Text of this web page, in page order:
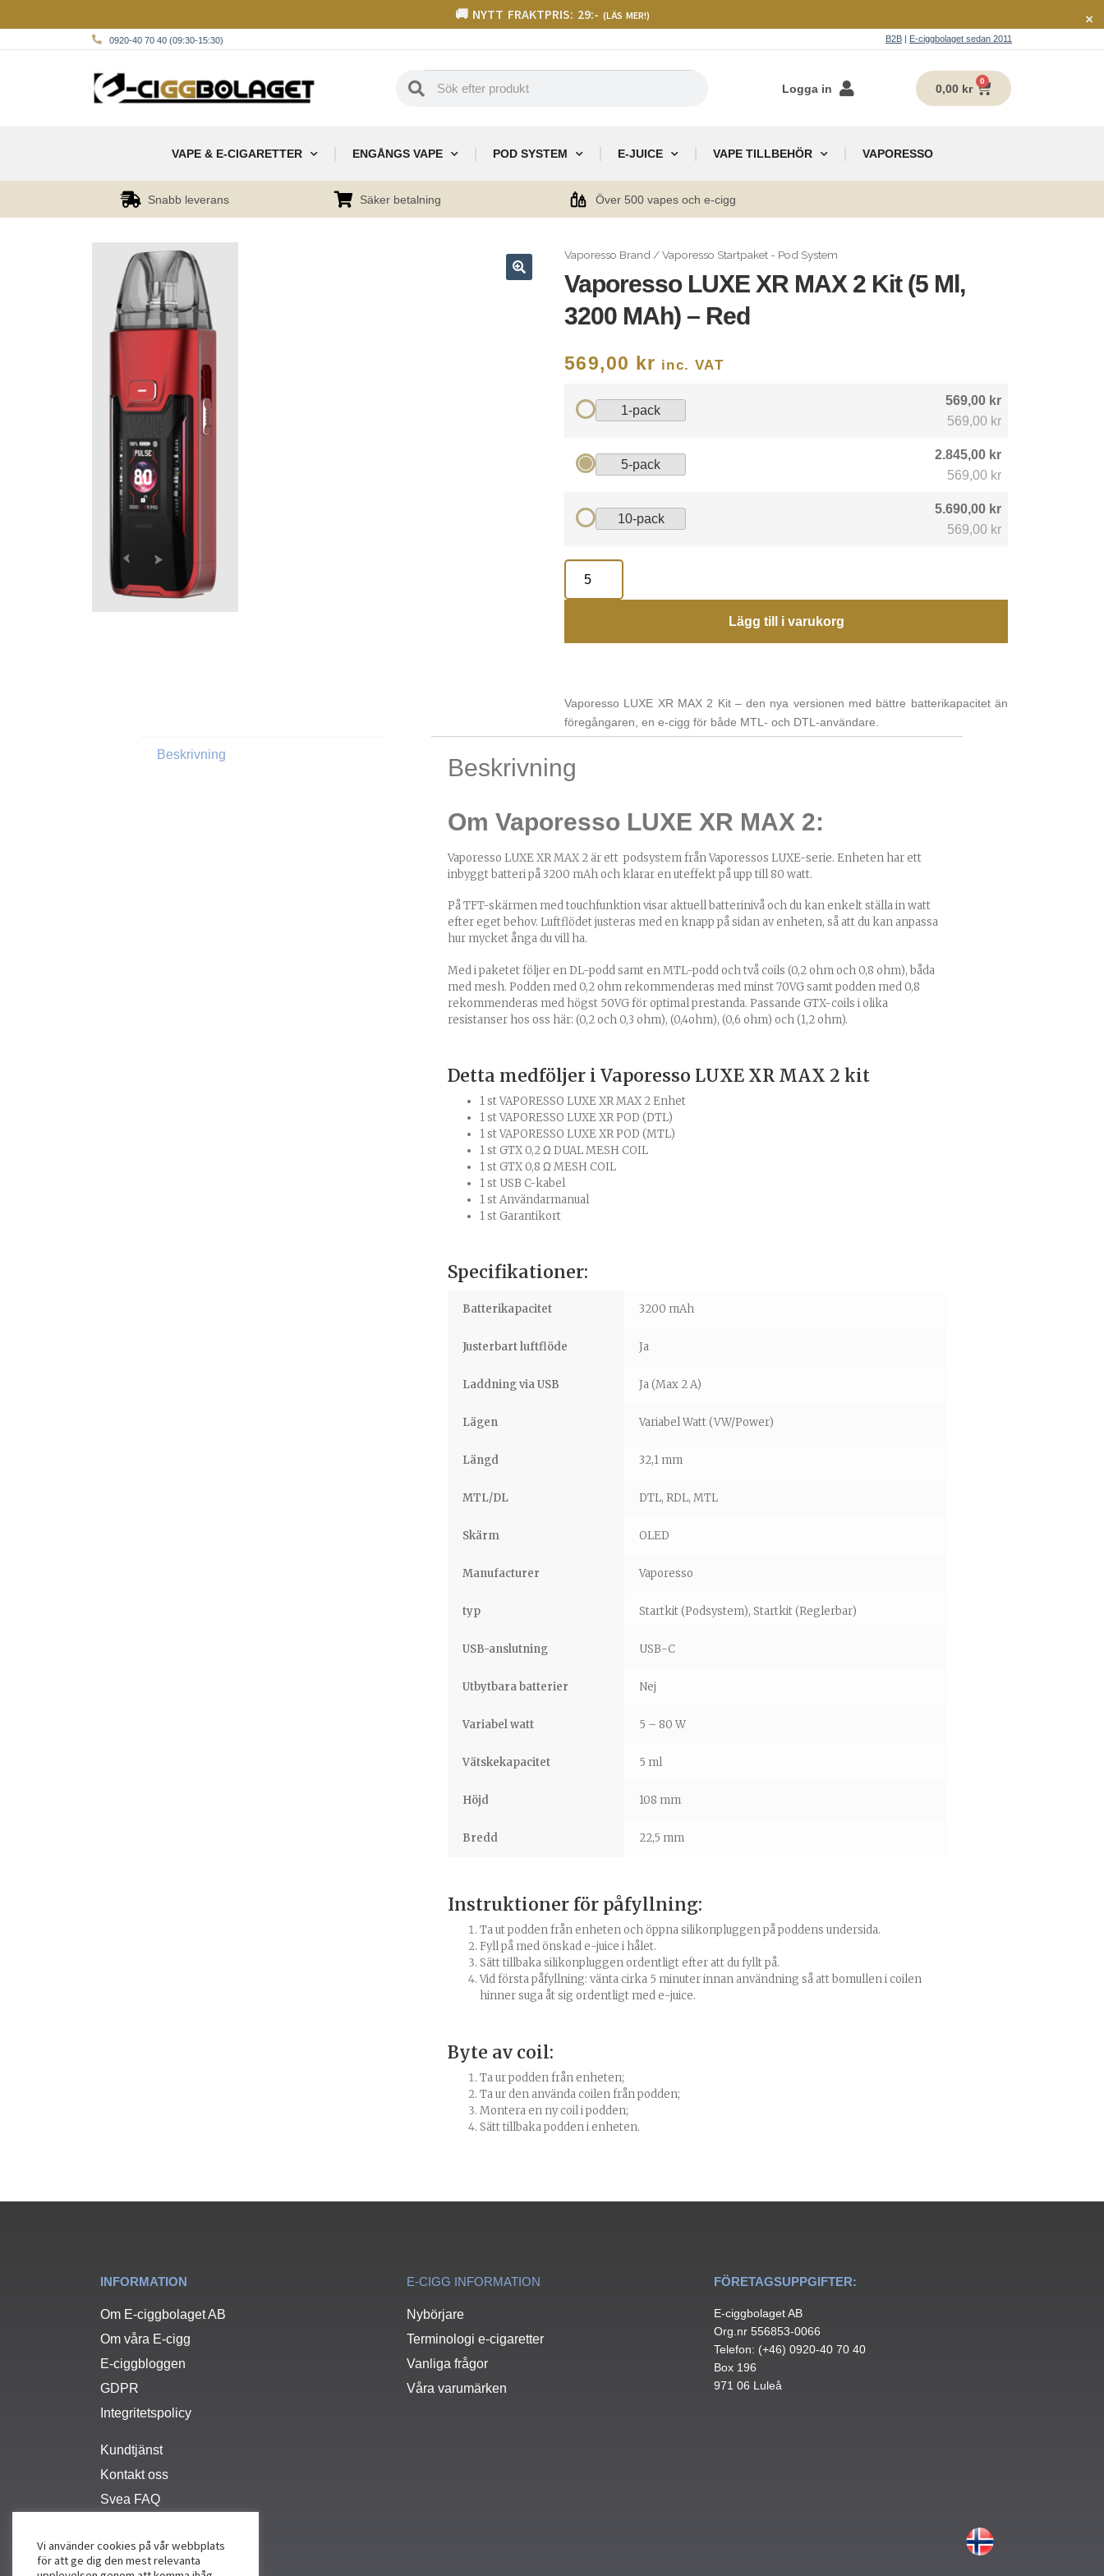
🚚 NYTT FRAKTPRIS: 29:- (LÄS MER!) ×
0920-40 70 40 (09:30-15:30) B2B | E-ciggbolaget sedan 2011
Logga in 0,00 kr
0
VAPE & E-CIGARETTER ENGÅNGS VAPE POD SYSTEM E-JUICE VAPE TILLBEHÖR VAPORESSO
Snabb leverans Säker betalning Över 500 vapes och e-cigg
Vaporesso Brand/Vaporesso Startpaket - Pod System
Vaporesso LUXE XR MAX 2 Kit (5 Ml,
3200 MAh) – Red
569,00 kr inc. VAT
1-pack
569,00 kr
569,00 kr
5-pack
2.845,00 kr
569,00 kr
10-pack
5.690,00 kr
569,00 kr
Lägg till i varukorg
Vaporesso LUXE XR MAX 2 Kit – den nya versionen med bättre batterikapacitet än
föregångaren, en e-cigg för både MTL- och DTL-användare.
Beskrivning
Beskrivning
Om Vaporesso LUXE XR MAX 2:
Vaporesso LUXE XR MAX 2 är ett podsystem från Vaporessos LUXE-serie. Enheten har ett
inbyggt batteri på 3200 mAh och klarar en uteffekt på upp till 80 watt.
På TFT-skärmen med touchfunktion visar aktuell batterinivå och du kan enkelt ställa in watt
efter eget behov. Luftflödet justeras med en knapp på sidan av enheten, så att du kan anpassa
hur mycket ånga du vill ha.
Med i paketet följer en DL-podd samt en MTL-podd och två coils (0,2 ohmoch 0,8 ohm), båda
med mesh. Podden med 0,2 ohmrekommenderas med minst 70VG samt podden med 0,8
rekommenderas med högst 50VG för optimal prestanda. Passande GTX-coils i olika
resistanser hos oss här: (0,2 och 0,3 ohm), (0,4ohm), (0,6 ohm) och (1,2 ohm).
Detta medföljer i Vaporesso LUXE XR MAX 2 kit
1 st VAPORESSO LUXE XR MAX 2 Enhet
1 stVAPORESSO LUXE XR POD (DTL)
1 stVAPORESSO LUXE XR POD (MTL)
1 st GTX 0,2 Ω DUAL MESH COIL
1 st GTX 0,8 Ω MESH COIL
1 st USB C-kabel
1 st Användarmanual
1 st Garantikort
Specifikationer:
Batterikapacitet 3200 mAh
Justerbart luftflöde Ja
Laddning via USB Ja (Max 2 A)
Lägen Variabel Watt (VW/Power)
Längd 32,1 mm
MTL/DL DTL, RDL, MTL
Skärm OLED
Manufacturer Vaporesso
typ Startkit (Podsystem), Startkit (Reglerbar)
USB-anslutning USB-C
Utbytbara batterier Nej
Variabel watt 5 – 80 W
Vätskekapacitet 5 ml
Höjd 108 mm
Bredd 22,5 mm
Instruktioner för påfyllning:
Ta ut podden från enheten och öppna silikonpluggen på poddens undersida.
Fyll på med önskad e-juice i hålet.
Sätt tillbaka silikonpluggen ordentligt efter att du fyllt på.
Vid första påfyllning: vänta cirka 5 minuter innan användning så att bomullen i coilen
hinner suga åt sig ordentligt med e-juice.
Byte av coil:
Ta ur podden från enheten;
Ta ur den använda coilen från podden;
Montera en ny coil i podden;
Sätt tillbaka podden i enheten.
INFORMATION
Om E-ciggbolaget AB
Om våra E-cigg
E-ciggbloggen
GDPR
Integritetspolicy
Kundtjänst
Kontakt oss
Svea FAQ
E-CIGG INFORMATION
Nybörjare
Terminologi e-cigaretter
Vanliga frågor
Våra varumärken
FÖRETAGSUPPGIFTER:
E-ciggbolaget AB
Org.nr 556853-0066
Telefon: (+46) 0920-40 70 40
Box 196
971 06 Luleå
Vi använder cookies på vår webbplats
för att ge dig den mest relevanta